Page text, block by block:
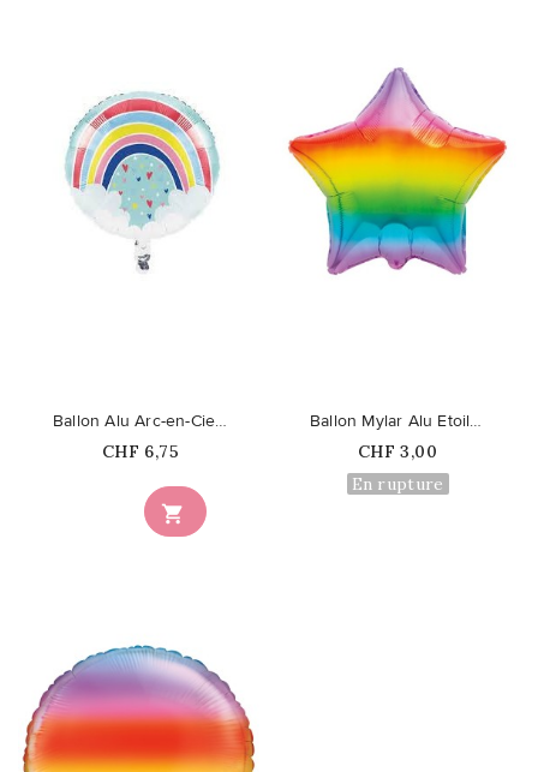

Ballon Alu Arc-en-Ciel et Coeurs
Prix
CHF 6,75
Ballon Mylar Alu Etoile Arc-en-Ciel
Prix
CHF 3,00
En rupture